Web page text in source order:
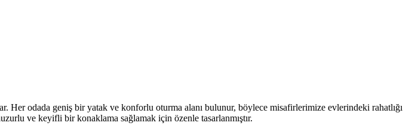
odada geniş bir yatak ve konforlu oturma alanı bulunur, böylece misafirlerimize evlerindeki rahatlığı
ve keyifli bir konaklama sağlamak için özenle tasarlanmıştır.